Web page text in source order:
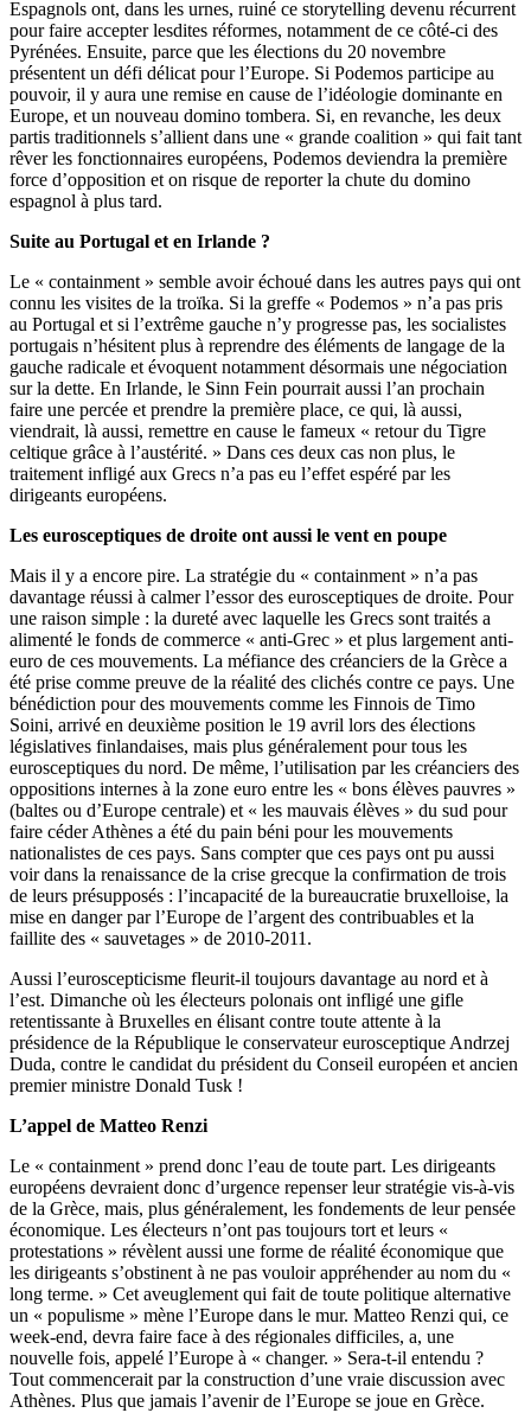
Espagnols ont, dans les urnes, ruiné ce storytelling devenu récurrent
pour faire accepter lesdites réformes, notamment de ce côté-ci des
Pyrénées. Ensuite, parce que les élections du 20 novembre
présentent un défi délicat pour l’Europe. Si Podemos participe au
pouvoir, il y aura une remise en cause de l’idéologie dominante en
Europe, et un nouveau domino tombera. Si, en revanche, les deux
partis traditionnels s’allient dans une « grande coalition » qui fait tant
rêver les fonctionnaires européens, Podemos deviendra la première
force d’opposition et on risque de reporter la chute du domino
espagnol à plus tard.
Suite au Portugal et en Irlande ?
Le « containment » semble avoir échoué dans les autres pays qui ont
connu les visites de la troïka. Si la greffe « Podemos » n’a pas pris
au Portugal et si l’extrême gauche n’y progresse pas, les socialistes
portugais n’hésitent plus à reprendre des éléments de langage de la
gauche radicale et évoquent notamment désormais une négociation
sur la dette. En Irlande, le Sinn Fein pourrait aussi l’an prochain
faire une percée et prendre la première place, ce qui, là aussi,
viendrait, là aussi, remettre en cause le fameux « retour du Tigre
celtique grâce à l’austérité. » Dans ces deux cas non plus, le
traitement infligé aux Grecs n’a pas eu l’effet espéré par les
dirigeants européens.
Les eurosceptiques de droite ont aussi le vent en poupe
Mais il y a encore pire. La stratégie du « containment » n’a pas
davantage réussi à calmer l’essor des eurosceptiques de droite. Pour
une raison simple : la dureté avec laquelle les Grecs sont traités a
alimenté le fonds de commerce « anti-Grec » et plus largement anti-
euro de ces mouvements. La méfiance des créanciers de la Grèce a
été prise comme preuve de la réalité des clichés contre ce pays. Une
bénédiction pour des mouvements comme les Finnois de Timo
Soini, arrivé en deuxième position le 19 avril lors des élections
législatives finlandaises, mais plus généralement pour tous les
eurosceptiques du nord. De même, l’utilisation par les créanciers des
oppositions internes à la zone euro entre les « bons élèves pauvres »
(baltes ou d’Europe centrale) et « les mauvais élèves » du sud pour
faire céder Athènes a été du pain béni pour les mouvements
nationalistes de ces pays. Sans compter que ces pays ont pu aussi
voir dans la renaissance de la crise grecque la confirmation de trois
de leurs présupposés : l’incapacité de la bureaucratie bruxelloise, la
mise en danger par l’Europe de l’argent des contribuables et la
faillite des « sauvetages » de 2010-2011.
Aussi l’euroscepticisme fleurit-il toujours davantage au nord et à
l’est. Dimanche où les électeurs polonais ont infligé une gifle
retentissante à Bruxelles en élisant contre toute attente à la
présidence de la République le conservateur eurosceptique Andrzej
Duda, contre le candidat du président du Conseil européen et ancien
premier ministre Donald Tusk !
L’appel de Matteo Renzi
Le « containment » prend donc l’eau de toute part. Les dirigeants
européens devraient donc d’urgence repenser leur stratégie vis-à-vis
de la Grèce, mais, plus généralement, les fondements de leur pensée
économique. Les électeurs n’ont pas toujours tort et leurs «
protestations » révèlent aussi une forme de réalité économique que
les dirigeants s’obstinent à ne pas vouloir appréhender au nom du «
long terme. » Cet aveuglement qui fait de toute politique alternative
un « populisme » mène l’Europe dans le mur. Matteo Renzi qui, ce
week-end, devra faire face à des régionales difficiles, a, une
nouvelle fois, appelé l’Europe à « changer. » Sera-t-il entendu ?
Tout commencerait par la construction d’une vraie discussion avec
Athènes. Plus que jamais l’avenir de l’Europe se joue en Grèce.